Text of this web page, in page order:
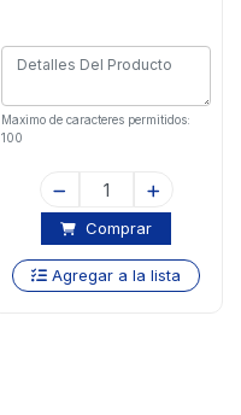
Maximo de caracteres permitidos:
100
Comprar
Agregar a la lista